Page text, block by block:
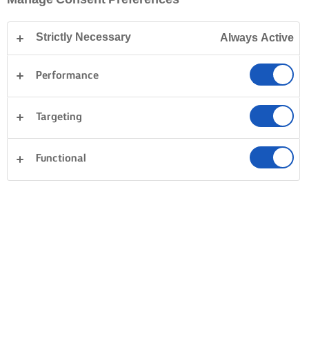
Strictly Necessary Always Active
Performance
Targeting
Functional